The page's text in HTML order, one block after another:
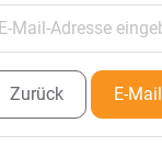
Zurück E-